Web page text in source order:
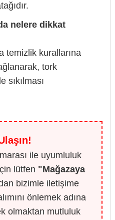
nelere dikkat
temizlik kurallarına
tork
sıkılması
ile uyumluluk
lütfen "Mağazaya
bizimle iletişime
önlemek adına
olmaktan mutluluk